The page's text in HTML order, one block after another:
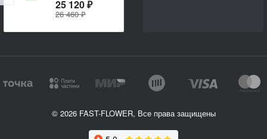
тебя»
25 120 ₽
26 460 ₽
© 2026 FAST-FLOWER, Все права защищены